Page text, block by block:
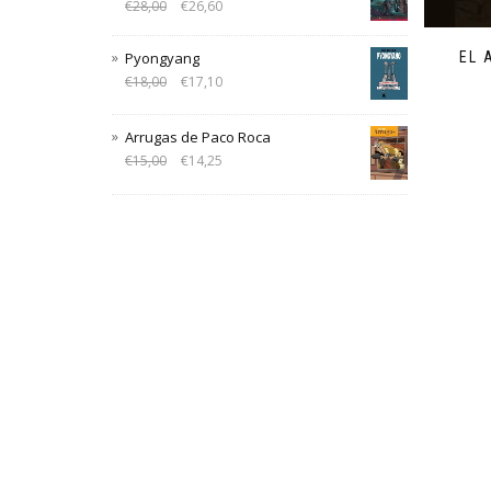
EL
€28,00 €26,60
Pyongyang
€18,00 €17,10
Arrugas de Paco Roca
€15,00 €14,25